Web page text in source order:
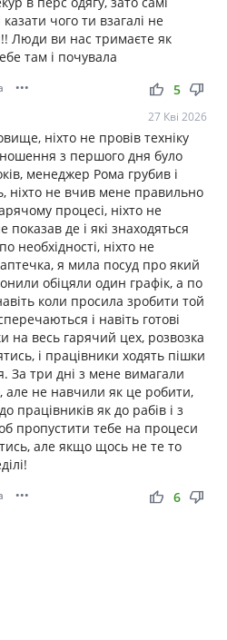
казати чого ти взагалі не
Люди ви нас тримаєте як
там і почувала
••• thumb_up thumb_down
5
27 Кві 2026
ніхто не провів техніку
з першого дня було
менеджер Рома грубив і
ніхто не вчив мене правильно
процесі, ніхто не
показав де і які знаходяться
необхідності, ніхто не
я мила посуд про який
обіцяли один графік, а по
коли просила зробити той
і навіть готові
на весь гарячий цех, розвозка
і працівники ходять пішки
За три дні з мене вимагали
але не навчили як це робити,
працівників як до рабів і з
пропустити тебе на процеси
але якщо щось не те то
••• thumb_up thumb_down
6